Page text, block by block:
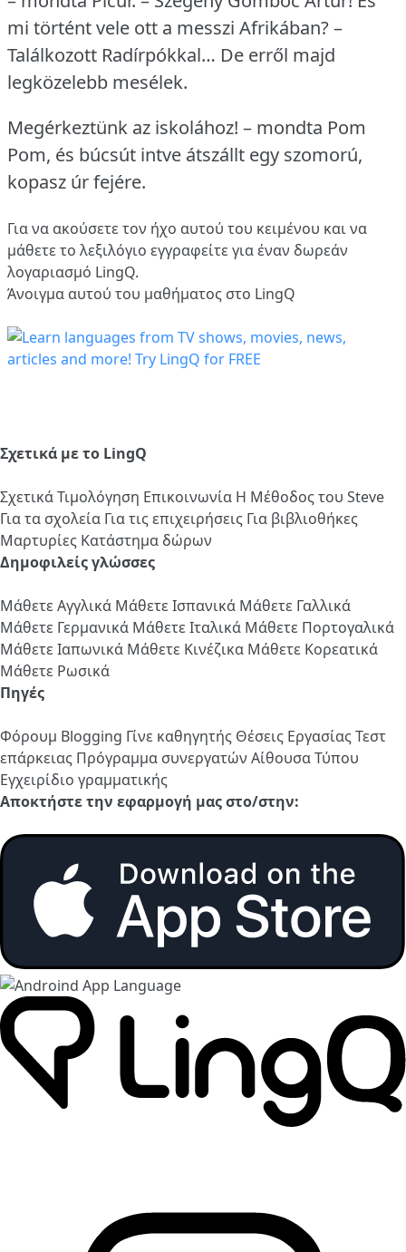
mi történt vele ott a messzi Afrikában?–
Találkozott Radírpókkal… De erről majd
legközelebb mesélek.
Megérkeztünk az iskolához! – mondta Pom
Pom, és búcsút intve átszállt egy szomorú,
kopasz úr fejére.
Για να ακούσετε τον ήχο αυτού του κειμένου και να
μάθετε το λεξιλόγιο εγγραφείτε για έναν δωρεάν
λογαριασμό LingQ.
Άνοιγμα αυτού του μαθήματος στο LingQ
Σχετικά με το LingQ
ΣχετικάΤιμολόγηση Επικοινωνία Η Μέθοδος του Steve
Για τα σχολεία Για τις επιχειρήσεις Για βιβλιοθήκες
Μαρτυρίες Κατάστημα δώρων
Δημοφιλείς γλώσσες
Μάθετε Αγγλικά Μάθετε Ισπανικά Μάθετε Γαλλικά
Μάθετε Γερμανικά Μάθετε Ιταλικά Μάθετε Πορτογαλικά
Μάθετε Ιαπωνικά Μάθετε Κινέζικα Μάθετε Κορεατικά
Μάθετε Ρωσικά
Πηγές
Φόρουμ Blogging Γίνε καθηγητής Θέσεις ΕργασίαςΤεστ
επάρκειας Πρόγραμμα συνεργατών Αίθουσα Τύπου
Εγχειρίδιο γραμματικής
Αποκτήστε την εφαρμογή μας στο/στην: